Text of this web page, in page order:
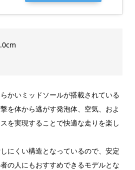
かいミッドソールが搭載されている
を体から逃がす発泡体、空気、およ
を実現することで快適な走りを楽し
にくい構造となっているので、安定
の人にもおすすめできるモデルとな